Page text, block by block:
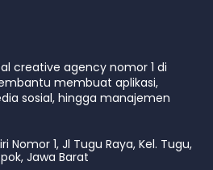
creative agency nomor 1 di
membuat aplikasi,
sosial, hingga manajemen
Nomor 1, Jl Tugu Raya, Kel. Tugu,
Jawa Barat